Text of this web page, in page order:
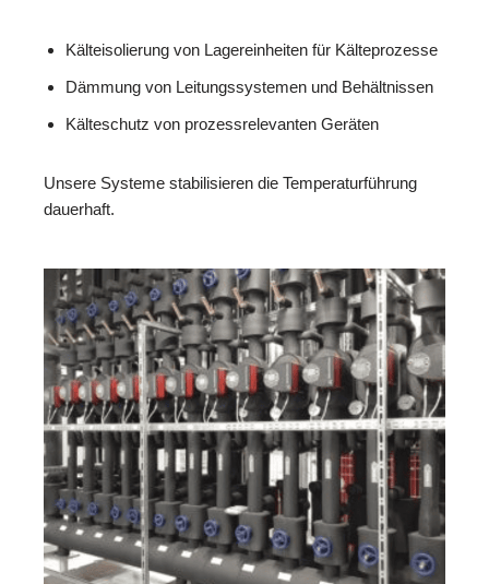
Kälteisolierung von Lagereinheiten für Kälteprozesse
Dämmung von Leitungssystemen und Behältnissen
Kälteschutz von prozessrelevanten Geräten
Unsere Systeme stabilisieren die Temperaturführung
dauerhaft.